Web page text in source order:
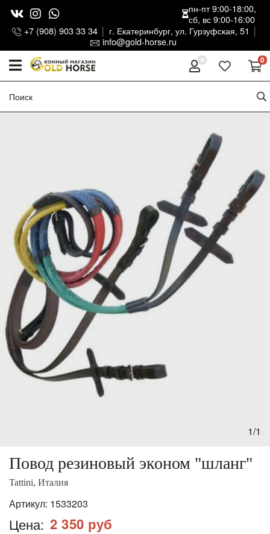
+7 (908) 903 33 34
г. Екатеринбург, ул. Гурзуфская, 51
info@gold-horse.ru
пн-пт 9:00-18:00,
сб, вс 9:00-16:00
0
1/1
Повод резиновый эконом "шланг"
Tattini, Италия
Артикул: 1533203
Цена: 2 350 руб